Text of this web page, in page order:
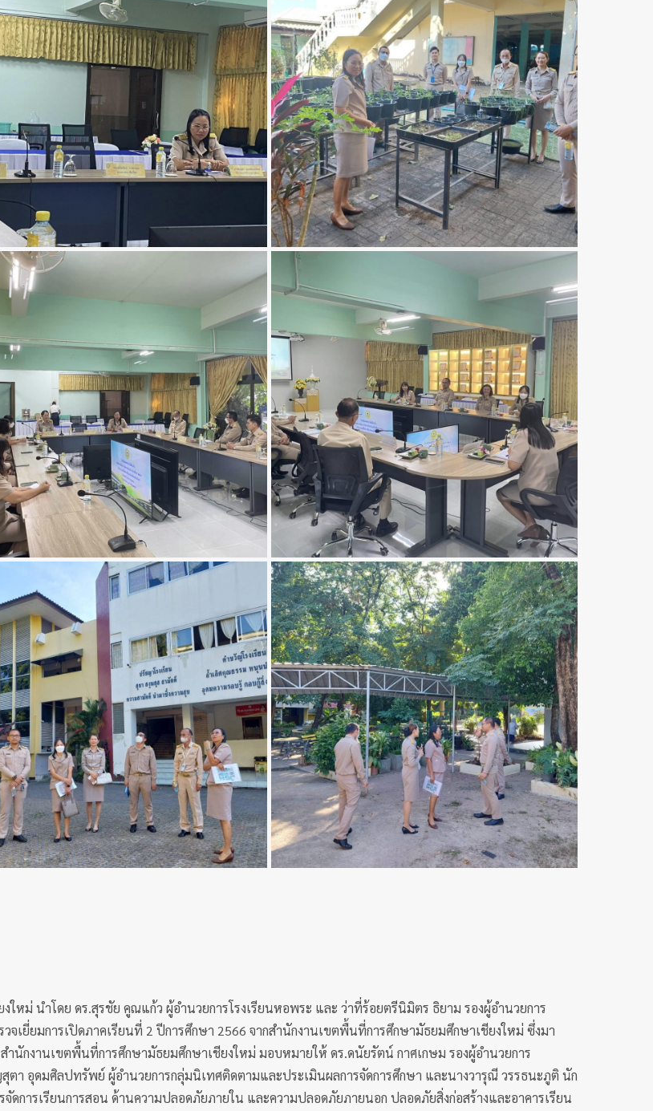
ใหม่ นำโดย ดร.สุรชัย คูณแก้ว ผู้อำนวยการโรงเรียนหอพระ และ ว่าที่ร้อยตรีนิมิตร ธิยาม รองผู้อำนวยการ
จเยี่ยมการเปิดภาคเรียนที่ 2 ปีการศึกษา 2566 จากสำนักงานเขตพื้นที่การศึกษามัธยมศึกษาเชียงใหม่ ซึ่งมา
นักงานเขตพื้นที่การศึกษามัธยมศึกษาเชียงใหม่ มอบหมายให้ ดร.ดนัยรัตน์ กาศเกษม รองผู้อำนวยการ
า อุดมศิลปทรัพย์ ผู้อำนวยการกลุ่มนิเทศติดตามและประเมินผลการจัดการศึกษา และนางวารุณี วรรธนะภูติ นัก
ดการเรียนการสอน ด้านความปลอดภัยภายใน และความปลอดภัยภายนอก ปลอดภัยสิ่งก่อสร้างและอาคารเรียน